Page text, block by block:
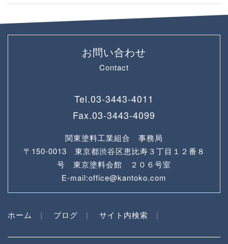
お問い合わせ
Contact
Tel.03-3443-4011
Fax.03-3443-4099
関東塗料工業組合 事務局
〒150-0013 東京都渋谷区恵比寿３丁目１２番８
号 東京塗料会館 ２０６号室
E-mail:office@kantoko.com
ホーム ブログ サイト内検索